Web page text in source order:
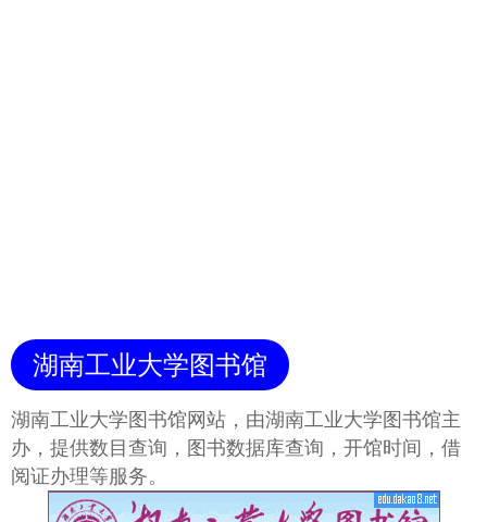
湖南工业大学图书馆
湖南工业大学图书馆网站，由湖南工业大学图书馆主
办，提供数目查询，图书数据库查询，开馆时间，借
阅证办理等服务。